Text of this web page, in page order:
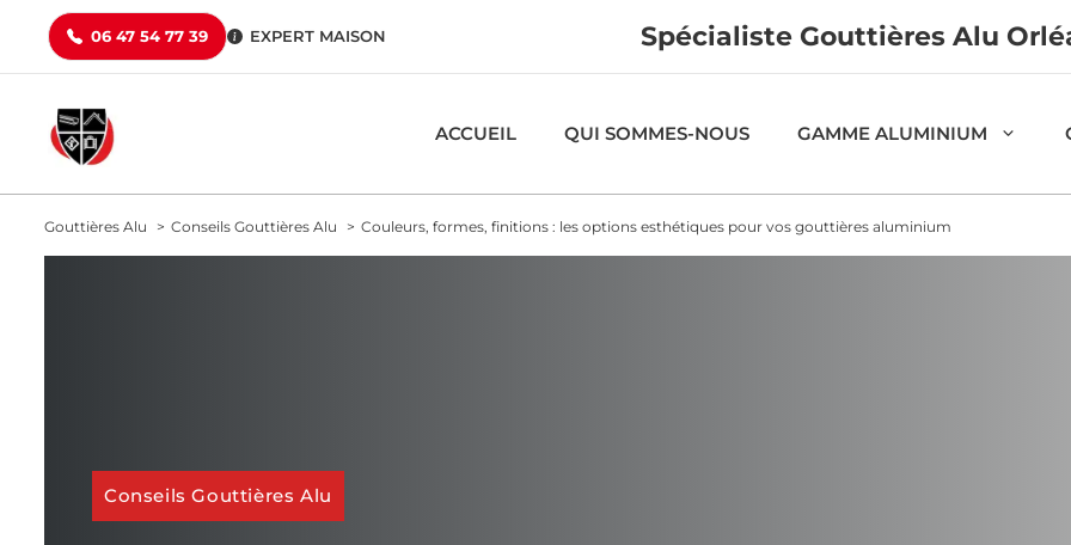
contenu
06 47 54 77 39 EXPERT MAISON Spécialiste Gouttières Alu
ACCUEIL QUI SOMMES-NOUS GAMME ALUMINIUM
Gouttières Alu Conseils Gouttières Alu Couleurs, formes, finitions : les options esthétiques pour vos gouttières aluminium
Conseils Gouttières Alu